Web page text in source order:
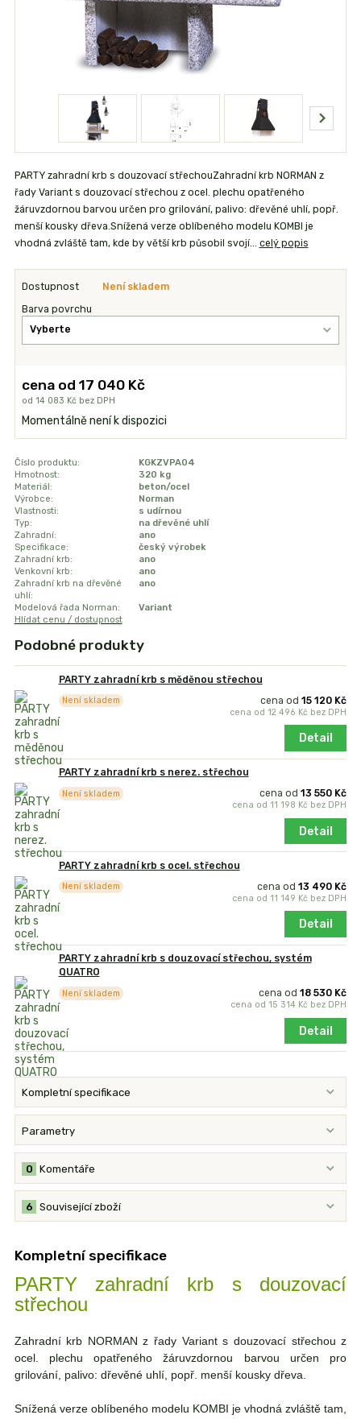
PARTY zahradní krb s douzovací střechouZahradní krb NORMAN z
řady Variant s douzovací střechou z ocel. plechu opatřeného
žáruvzdornou barvou určen pro grilování, palivo: dřevěné uhlí, popř.
menší kousky dřeva.Snížená verze oblíbeného modelu KOMBI je
vhodná zvláště tam, kde by větší krb působil svojí... celý popis
Dostupnost Není skladem
Barva povrchu
cena od17 040 Kč
od14 083 Kč bez DPH
Momentálně není k dispozici
Číslo produktu:
KGKZVPA04
Hmotnost:
320 kg
Materiál:
beton/ocel
Výrobce:
Norman
Vlastnosti:
s udírnou
Typ:
na dřevěné uhlí
Zahradní:
ano
Specifikace:
český výrobek
Zahradní krb:
ano
Venkovní krb:
ano
Zahradní krb na dřevěné
uhlí:
ano
Modelová řada Norman:
Variant
Hlídat cenu / dostupnost
Podobné produkty
PARTY zahradní krb s měděnou střechou
cena od15 120 Kč
cena od12 496 Kč bez DPH
Není skladem
Detail
PARTY zahradní krb s nerez. střechou
cena od13 550 Kč
cena od11 198 Kč bez DPH
Není skladem
Detail
PARTY zahradní krb s ocel. střechou
cena od13 490 Kč
cena od11 149 Kč bez DPH
Není skladem
Detail
PARTY zahradní krb s douzovací střechou, systém
QUATRO
cena od18 530 Kč
cena od15 314 Kč bez DPH
Není skladem
Detail
Kompletní specifikace
Parametry
Komentáře
0
Související zboží
6
Kompletní specifikace
PARTY zahradní krb s douzovací
střechou
Zahradní krb NORMAN z řady Variant s douzovací střechou z
ocel. plechu opatřeného žáruvzdornou barvou určen pro
grilování, palivo: dřevěné uhlí, popř. menší kousky dřeva.
Snížená verze oblíbeného modelu KOMBI je vhodná zvláště tam,